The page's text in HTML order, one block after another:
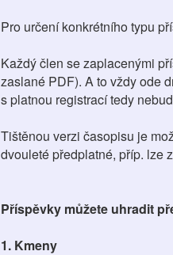
Pro určení konkrétního typu
Každý člen se zaplacenými
zaslané PDF). A to vždy ode
s platnou registrací tedy
Tištěnou verzi časopisu je
dvouleté předplatné, příp. lze
Příspěvky můžete uhradit
1. Kmeny